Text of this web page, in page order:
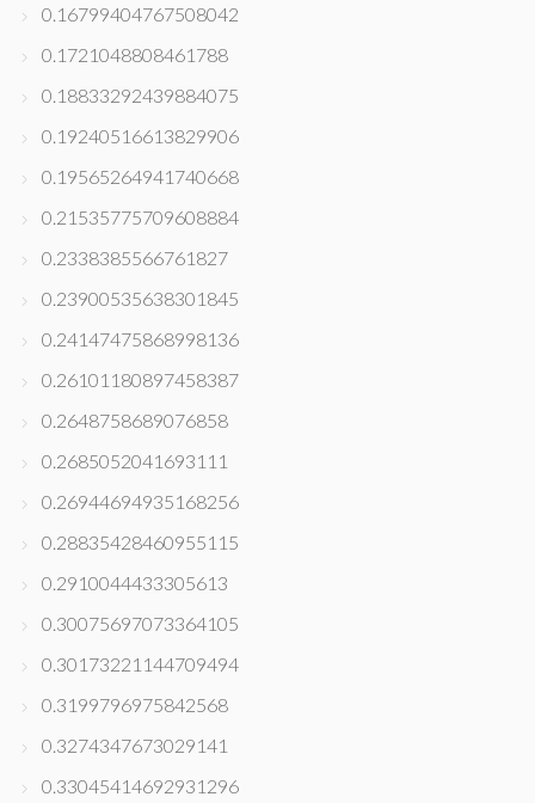
0.16799404767508042
0.1721048808461788
0.18833292439884075
0.19240516613829906
0.19565264941740668
0.21535775709608884
0.2338385566761827
0.23900535638301845
0.24147475868998136
0.26101180897458387
0.2648758689076858
0.2685052041693111
0.26944694935168256
0.28835428460955115
0.2910044433305613
0.30075697073364105
0.30173221144709494
0.3199796975842568
0.3274347673029141
0.33045414692931296